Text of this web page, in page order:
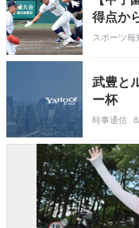
得点か
スポーツ報
武豊と
ー杯
時事通信